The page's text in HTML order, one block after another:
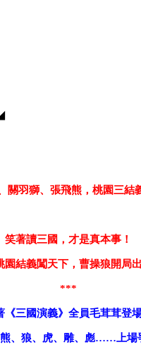
關羽獅、張飛熊，桃園三
笑著讀三國，才是真本事！
園結義闖天下，曹操狼開局
***
《三國演義》全員毛茸茸登
、狼、虎、雕、彪……上場